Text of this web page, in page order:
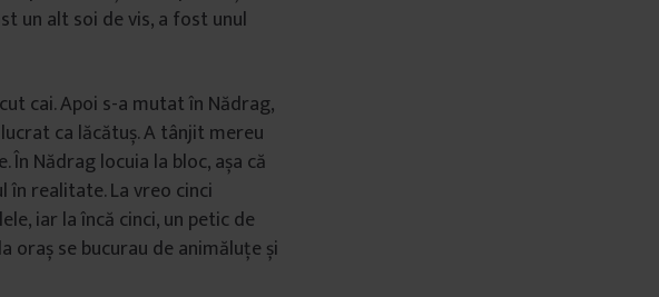
un alt soi de vis, a fost unul
cai. Apoi s-a mutat în Nădrag,
ca lăcătuș. A tânjit mereu
Nădrag locuia la bloc, așa că
realitate. La vreo cinci
iar la încă cinci, un petic de
oraș se bucurau de animăluțe și